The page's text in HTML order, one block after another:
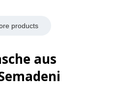
products
aus